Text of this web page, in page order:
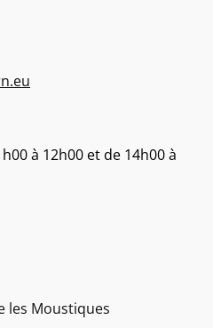
à 12h00 et de 14h00 à
les Moustiques